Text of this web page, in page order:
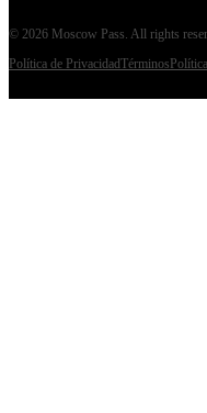
© 2026 Moscow Pass . All rights
Política de PrivacidadTérminos